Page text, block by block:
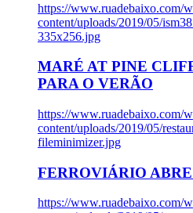
https://www.ruadebaixo.com/
content/uploads/2019/05/
335x256.jpg
MARÉ AT PINE
PARA O VERÃO
https://www.ruadebaixo.com/
content/uploads/2019/05/
fileminimizer.jpg
FERROVIÁRIO
https://www.ruadebaixo.com/